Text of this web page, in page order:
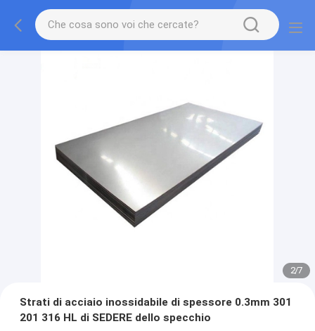
2/7
Strati di acciaio inossidabile di spessore 0.3mm 301
201 316 HL di SEDERE dello specchio